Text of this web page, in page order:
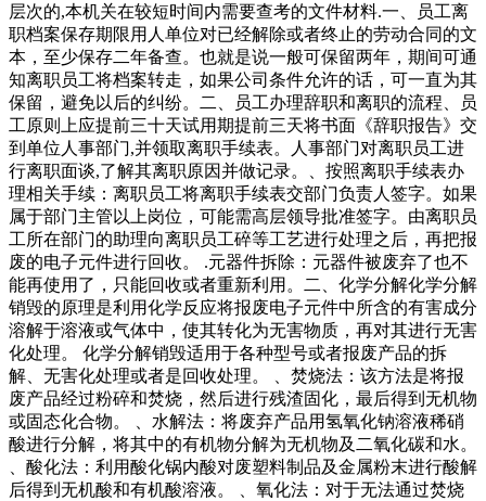
层次的,本机关在较短时间内需要查考的文件材料.一、员工离
职档案保存期限用人单位对已经解除或者终止的劳动合同的文
本，至少保存二年备查。也就是说一般可保留两年，期间可通
知离职员工将档案转走，如果公司条件允许的话，可一直为其
保留，避免以后的纠纷。二、员工办理辞职和离职的流程、员
工原则上应提前三十天试用期提前三天将书面《辞职报告》交
到单位人事部门,并领取离职手续表。人事部门对离职员工进
行离职面谈,了解其离职原因并做记录。、按照离职手续表办
理相关手续：离职员工将离职手续表交部门负责人签字。如果
属于部门主管以上岗位，可能需高层领导批准签字。由离职员
工所在部门的助理向离职员工碎等工艺进行处理之后，再把报
废的电子元件进行回收。 .元器件拆除：元器件被废弃了也不
能再使用了，只能回收或者重新利用。二、化学分解化学分解
销毁的原理是利用化学反应将报废电子元件中所含的有害成分
溶解于溶液或气体中，使其转化为无害物质，再对其进行无害
化处理。 化学分解销毁适用于各种型号或者报废产品的拆
解、无害化处理或者是回收处理。 、焚烧法：该方法是将报
废产品经过粉碎和焚烧，然后进行残渣固化，最后得到无机物
或固态化合物。 、水解法：将废弃产品用氢氧化钠溶液稀硝
酸进行分解，将其中的有机物分解为无机物及二氧化碳和水。
、酸化法：利用酸化锅内酸对废塑料制品及金属粉末进行酸解
后得到无机酸和有机酸溶液。 、氧化法：对于无法通过焚烧